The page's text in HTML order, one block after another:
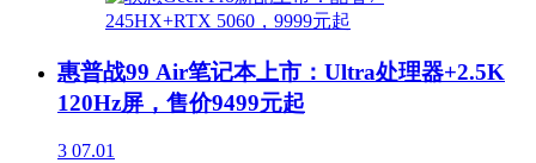
惠普战99 Air笔记本上市：Ultra处理器+2.5K
120Hz屏，售价9499元起
3 07.01